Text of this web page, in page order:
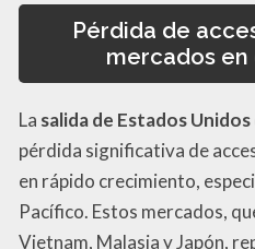
Pérdida de
mercados
La salida de Estados Unidos
pérdida significativa de
en rápido crecimiento,
Pacífico. Estos mercados,
Vietnam, Malasia y Japón,